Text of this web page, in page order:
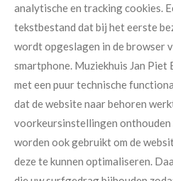
analytische en tracking cookies.
tekstbestand dat bij het eerste
wordt opgeslagen in de browser
smartphone. Muziekhuis Jan Piet
met een puur technische
dat de website naar behoren
voorkeursinstellingen onthouden
worden ook gebruikt om de
deze te kunnen optimaliseren.